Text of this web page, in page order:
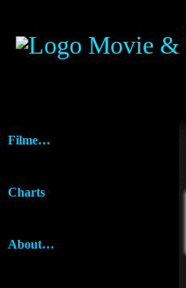
Filme…
Charts
About…